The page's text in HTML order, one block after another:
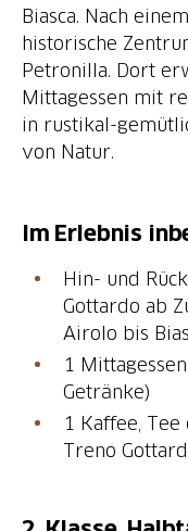
Biasca. Nach
historische
Petronilla. Dort
Mittagessen mit
in rustikal-
von Natur.
Im Erlebnis
Hin- und
Gottardo ab
Airolo bis
1
Getränke)
1 Kaffee,
Treno